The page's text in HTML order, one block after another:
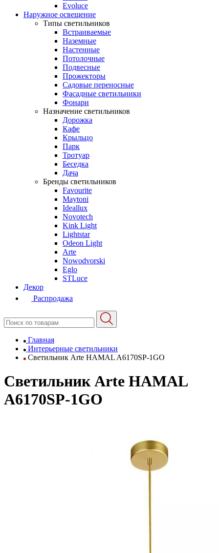
Evoluce
Наружное освещение
Типы светильников
Встраиваемые
Наземные
Настенные
Потолочные
Подвесные
Прожекторы
Садовые переносные
Фасадные светильники
Фонари
Назначение светильников
Дорожка
Кафе
Крыльцо
Парк
Тротуар
Беседка
Дача
Бренды светильников
Favourite
Maytoni
Ideallux
Novotech
Kink Light
Lightstar
Odeon Light
Arte
Nowodvorski
Eglo
STLuce
Декор
Распродажа
Главная
Интерьерные светильники
Светильник Arte HAMAL A6170SP-1GO
Светильник Arte HAMAL
A6170SP-1GO